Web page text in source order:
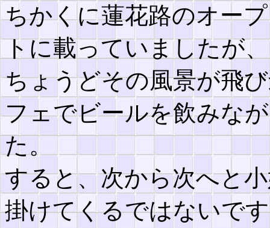
ちかくに蓮花路のオー
トに載っていましたが、
ちょうどその風景が飛
フェでビールを飲みな
た。
すると、次から次へと
掛けてくるではないで